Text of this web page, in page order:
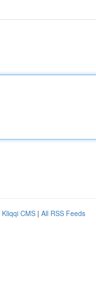
Kliqqi CMS | All RSS Feeds